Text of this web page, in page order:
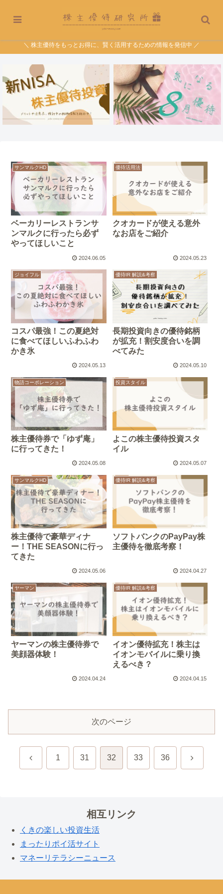
＼ 株主優待をもっとお得に、賢く活用するための情報を発信中 ／
サンマルクHD
ベーカリーレストランサ
ンマルクに行ったら必ず
やってほしいこと
2024.06.05
優待活用法
クオカードが使える意外
なお店をご紹介
2024.05.23
ジョイフル
コスパ最強！この夏絶対
に食べてほしいふわふわ
かき氷
2024.05.13
優待IR 解説&考察
長期投資向きの優待銘柄
が拡充！割安度合いを調
べてみた
2024.05.10
物語コーポレーション
株主優待券で「ゆず庵」
に行ってきた！
2024.05.08
投資スタイル
よこの株主優待投資スタ
イル
2024.05.07
サンマルクHD
株主優待で豪華ディナ
ー！THE SEASONに行っ
てきた
2024.05.06
優待IR 解説&考察
ソフトバンクのPayPay株
主優待を徹底考察！
2024.04.27
ヤーマン
ヤーマンの株主優待券で
美顔器体験！
2024.04.24
優待IR 解説&考察
イオン優待拡充！株主は
イオンモバイルに乗り換
えるべき？
2024.04.15
次のページ
前 1 31 32 33 36 次
相互リンク
くきの楽しい投資生活
まったりポイ活サイト
マネーリテラシーニュース